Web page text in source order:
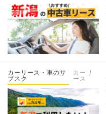
カーリース・車のサ
ブスク
カーリ
ース